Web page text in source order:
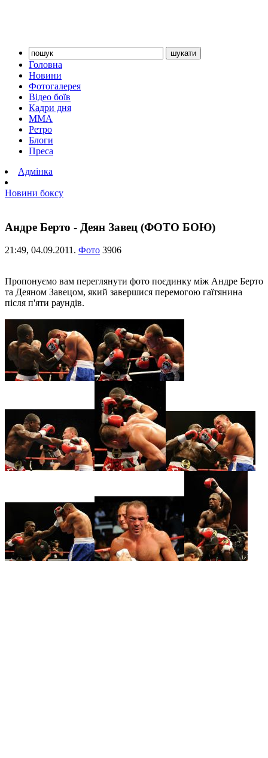
Головна
Новини
Фотогалерея
Відео боїв
Кадри дня
ММА
Ретро
Блоги
Преса
Адмінка
Новини боксу
Андре Берто - Деян Завец (ФОТО БОЮ)
21:49, 04.09.2011. Фото 3906
Пропонуємо вам переглянути фото поєдинку між Андре Берто
та Деяном Завецом, який завершися перемогою гаїтянина
після п'яти раундів.